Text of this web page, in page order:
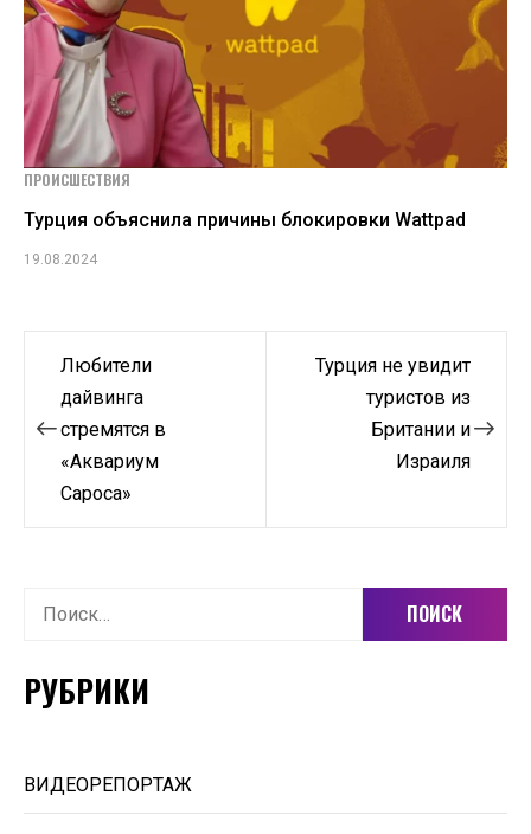
ПРОИСШЕСТВИЯ
Турция объяснила причины блокировки Wattpad
19.08.2024
Навигация
записям
Любители
дайвинга
стремятся в
«Аквариум
Сароса»
Турция не увидит
туристов из
Британии и
Израиля
Найти:
РУБРИКИ
ВИДЕОРЕПОРТАЖ